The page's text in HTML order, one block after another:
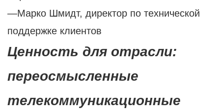
—Марко Шмидт, директор по технической
поддержке клиентов
Ценность для отрасли:
переосмысленные
телекоммуникационные